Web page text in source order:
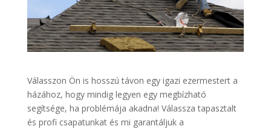
Válasszon Ön is hosszú távon egy igazi ezermestert a
házához, hogy mindig legyen egy megbízható
segítsége, ha problémája akadna! Válassza tapasztalt
és profi csapatunkat és mi garantáljuk a